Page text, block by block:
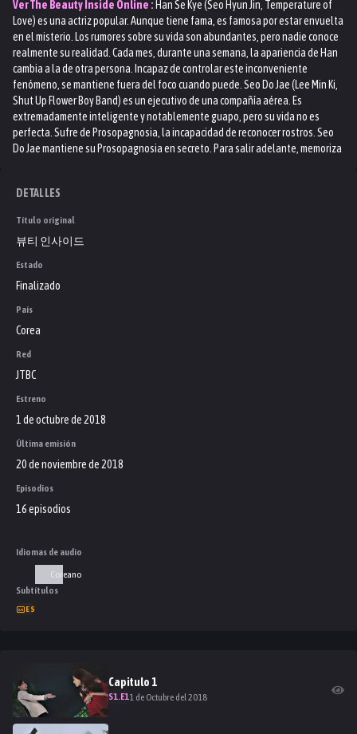
VerThe Beauty Inside Online : Han Se Kye (Seo Hyun Jin, Temperature of
Love) es una actriz popular. Aunque tiene fama, es famosa por estar envuelta
en el misterio. Los rumores sobre su vida son abundantes, pero nadie conoce
realmente su realidad. Cada mes, durante una semana, la apariencia de Han
cambia a la de otra persona. Incapaz de controlar este inconveniente
fenómeno, se mantiene fuera del foco cuando puede. Seo Do Jae (Lee Min Ki,
Shut Up Flower Boy Band) es un ejecutivo de una compañía aérea. Es
extremadamente inteligente y notablemente guapo, pero su vida no es
perfecta. Sufre de Prosopagnosia, la incapacidad de reconocer rostros. Seo
Do Jae mantiene su Prosopagnosia en secreto. Para salir adelante, memoriza
hace que los demás se sientan cómodos y confía en el secreto de Han Se Kye.
segundo matrimonio de sus padres. Al igual que Seo Do Jae, ella es
inteligente y hermosa. Pero ella quiere eclipsar a Seo Do Jae y ser la mejor.
Cuando Seo Do Jae se familiariza con Han Se Kye, nota algo extraño: puede
constantemente. Cuando los sentimientos comienzan a desarrollarse,
¿podrán deshacerse de sus secretos y concentrarse en la belleza interior de
cada uno de ellos? Beauty Inside es una nueva versión de la película de
Love) y escrito por Im Meari.
DETALLES
Título original
뷰티 인사이드
Estado
Finalizado
País
Corea
Red
JTBC
Estreno
1 de octubre de 2018
Última emisión
20 de noviembre de 2018
Episodios
16 episodios
Idiomas de audio
Coreano
Subtítulos
ES
Capitulo 1
S1.E11 de Octubre del 2018